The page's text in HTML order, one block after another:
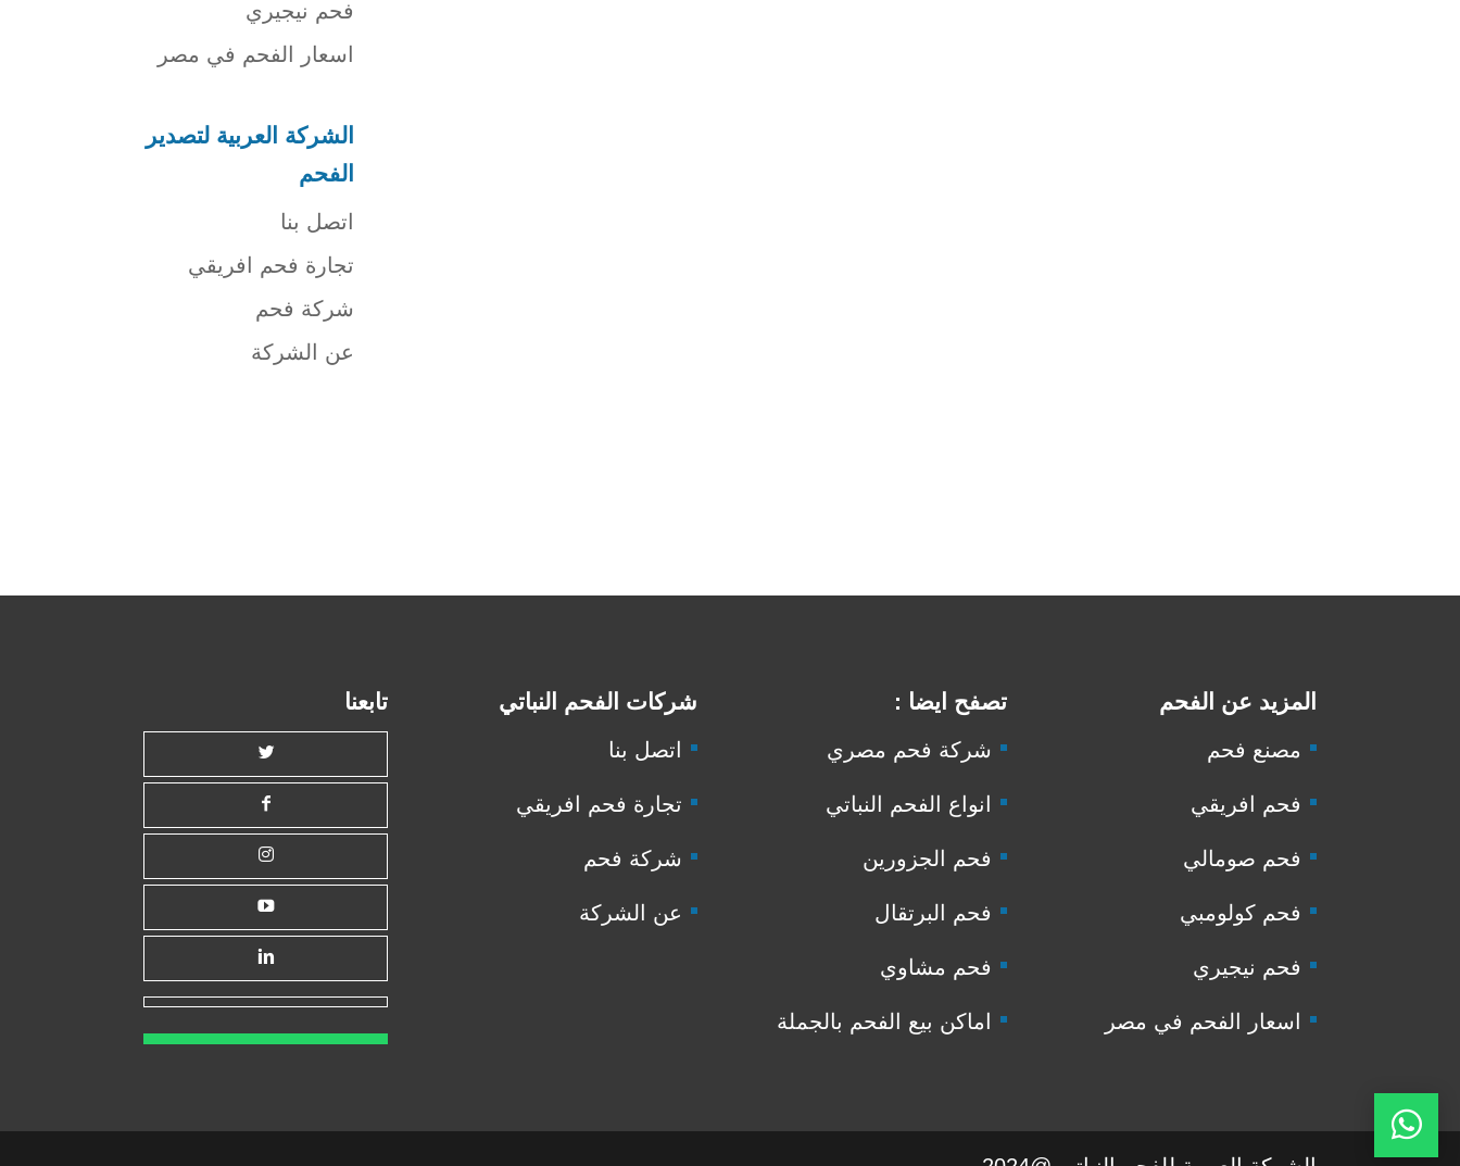
فحم نيجيري
اسعار الفحم في مصر
الشركة العربية لتصدير
الفحم
اتصل بنا
تجارة فحم افريقي
شركة فحم
عن الشركة
المزيد عن الفحم
مصنع فحم
فحم افريقي
فحم صومالي
فحم كولومبي
فحم نيجيري
اسعار الفحم في مصر
تصفح ايضا :
شركة فحم مصري
انواع الفحم النباتي
فحم الجزورين
فحم البرتقال
فحم مشاوي
اماكن بيع الفحم بالجملة
شركات الفحم النباتي
اتصل بنا
تجارة فحم افريقي
شركة فحم
عن الشركة
تابعنا